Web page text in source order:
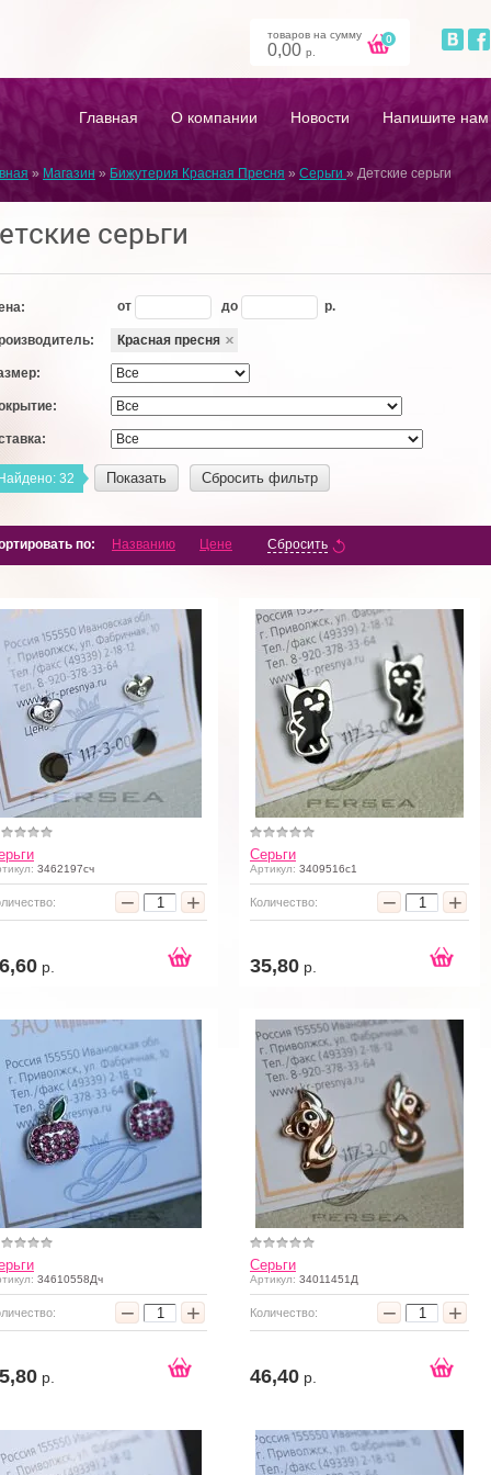
Главная О компании Новости Напишите нам
товаров на сумму
0,00 р.
0
» Магазин » Бижутерия Красная Пресня » Серьги » Детские серьги
серьги
от до р.
Красная пресня
32 Показать Сбросить фильтр
по: Названию Цене Сбросить
3462197сч
− +
р.
Серьги
Артикул: 3409516с1
Количество: − +
35,80 р.
34610558Дч
− +
р.
Серьги
Артикул: 34011451Д
Количество: − +
46,40 р.